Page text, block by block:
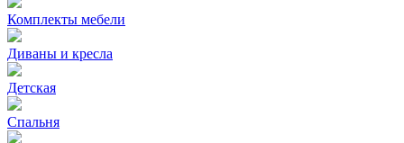
Комплекты мебели
Диваны и кресла
Детская
Спальня